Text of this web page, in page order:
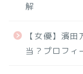
解
【女優】濱
当？プロフィ